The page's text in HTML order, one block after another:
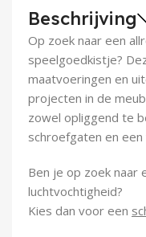
Beschrijving
Op zoek naar een
speelgoedkistje?
maatvoeringen en
projecten in de
zowel opliggend te
schroefgaten en
Ben je op zoek naar
luchtvochtigheid?
Kies dan voor een